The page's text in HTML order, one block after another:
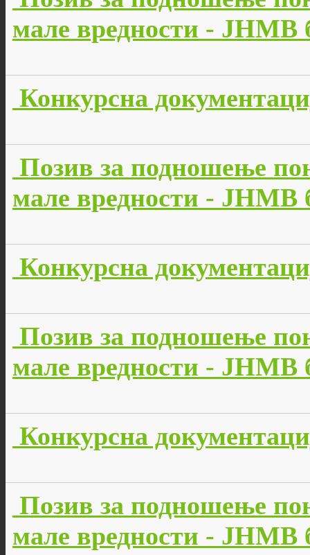
мале вредности - JНМВ
Конкурсна
Позив за подношење
мале вредности - JНМВ
Конкурсна
Позив за подношење
мале вредности - JНМВ
Конкурсна
Позив за подношење
мале вредности - JНМВ